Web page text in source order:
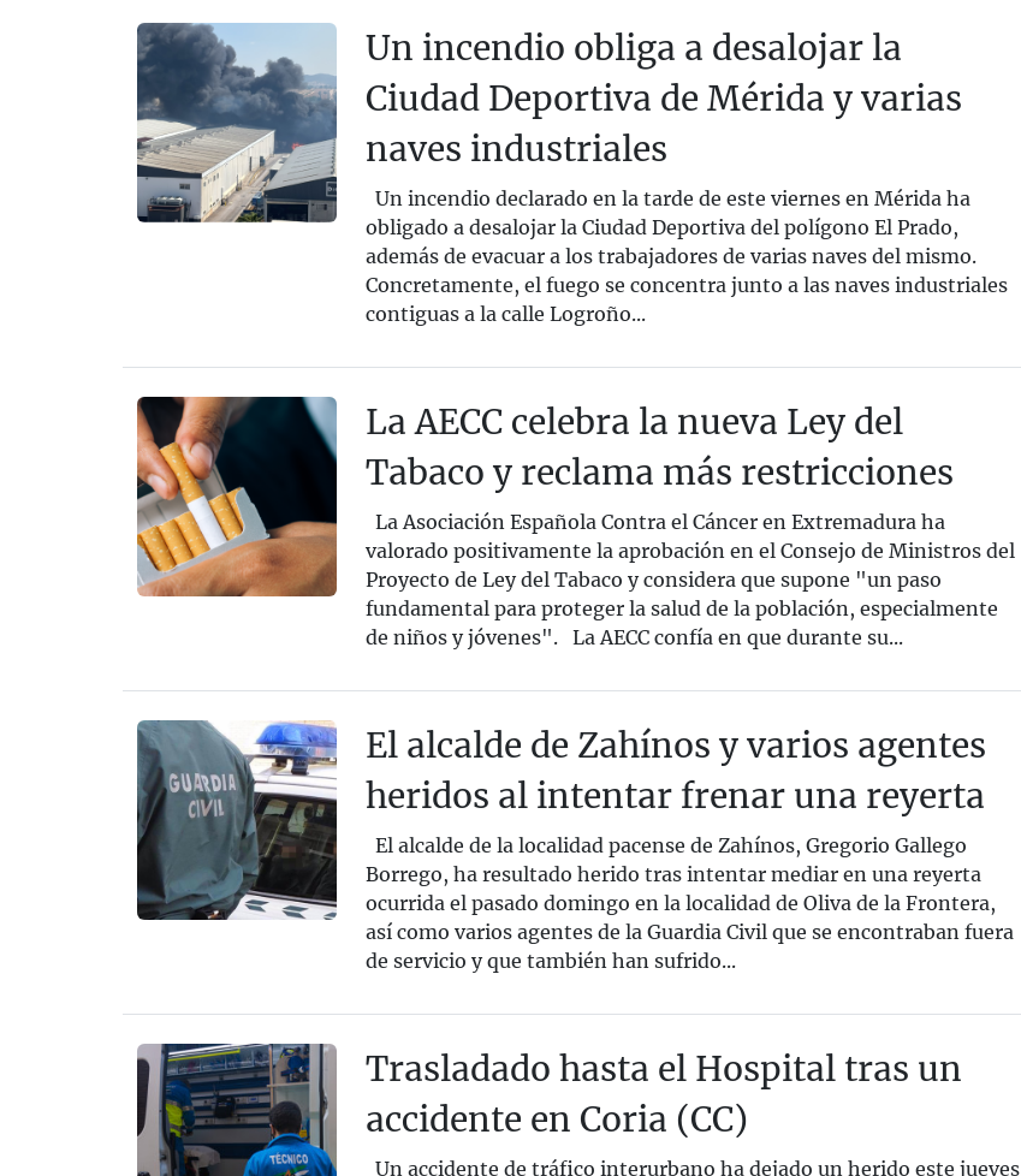
Un incendio obliga a desalojar la
Ciudad Deportiva de Mérida y varias
naves industriales
Un incendio declarado en la tarde de este viernes en Mérida ha
obligado a desalojar la Ciudad Deportiva del polígono El Prado,
además de evacuar a los trabajadores de varias naves del mismo.
Concretamente, el fuego se concentra junto a las naves industriales
contiguas a la calle Logroño...
La AECC celebra la nueva Ley del
Tabaco y reclama más restricciones
La Asociación Española Contra el Cáncer en Extremadura ha
valorado positivamente la aprobación en el Consejo de Ministros del
Proyecto de Ley del Tabaco y considera que supone "un paso
fundamental para proteger la salud de la población, especialmente
de niños y jóvenes". La AECC confía en que durante su...
El alcalde de Zahínos y varios agentes
heridos al intentar frenar una reyerta
El alcalde de la localidad pacense de Zahínos, Gregorio Gallego
Borrego, ha resultado herido tras intentar mediar en una reyerta
ocurrida el pasado domingo en la localidad de Oliva de la Frontera,
así como varios agentes de la Guardia Civil que se encontraban fuera
de servicio y que también han sufrido...
Trasladado hasta el Hospital tras un
accidente en Coria (CC)
Un accidente de tráfico interurbano ha dejado un herido este jueves